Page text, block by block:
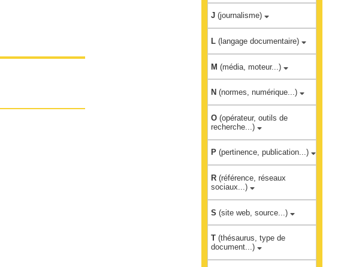
J(journalisme)
L(langage documentaire)
M (média, moteur...)
N (normes, numérique...)
O(opérateur, outils de
recherche...)
P(pertinence, publication...)
R(référence, réseaux
sociaux...)
S (site web, source...)
T(thésaurus, type de
document...)